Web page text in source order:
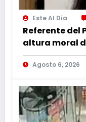
Este Al Día
Referente del
altura moral
corruptos
Agosto 6, 2026